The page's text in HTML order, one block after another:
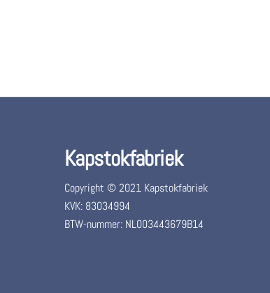
Kapstokfabriek
Copyright © 2021 Kapstokfabriek
KVK: 83034994
BTW-nummer: NL003443679B14